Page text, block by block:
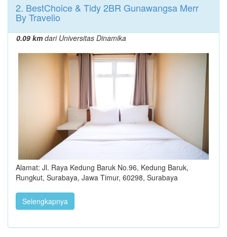
2. BestChoice & Tidy 2BR Gunawangsa Merr
By Travelio
0.09 kmdari Universitas Dinamika
Alamat: Jl. Raya Kedung Baruk No.96, Kedung Baruk,
Rungkut, Surabaya, Jawa Timur, 60298, Surabaya
Selengkapnya